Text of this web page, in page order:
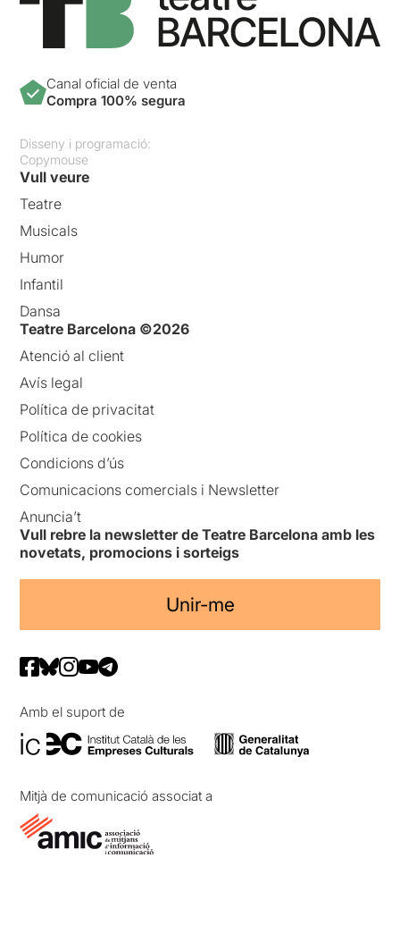
Canal oficial de venta
Compra 100% segura
Disseny i programació:
Copymouse
Vull veure
Teatre
Musicals
Humor
Infantil
Dansa
Teatre Barcelona ©2026
Atenció al client
Avís legal
Política de privacitat
Política de cookies
Condicions d’ús
Comunicacions comercials i Newsletter
Anuncia’t
Vull rebre la newsletter de Teatre Barcelona amb les
novetats, promocions i sorteigs
Unir-me
Amb el suport de
Mitjà de comunicació associat a